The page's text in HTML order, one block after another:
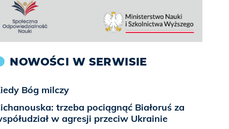
NOWOŚCI W SERWISIE
Bóg milczy
trzeba pociągnąć Białoruś za
w agresji przeciw Ukrainie